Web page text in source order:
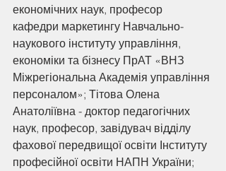
економічних наук, професор
кафедри маркетингу Навчально-
наукового інституту управління,
економіки та бізнесу ПрАТ «ВНЗ
Міжрегіональна Академія управління
персоналом»; Тітова Олена
Анатоліївна - доктор педагогічних
наук, професор, завідувач відділу
фахової передвищої освіти Інституту
професійної освіти НАПН України;